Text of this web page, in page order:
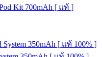
Kit 700mAh [ แท้ ]